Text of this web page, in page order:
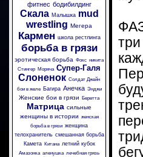
фитнес бодибилдинг
Скала Малышка mud
wrestling Мегера
Кармен школа рестлинга
борьба в грязи
эротическая борьба Фокс никита
Стингер Моряча Супер-Галя
Слоненок Солдат Джейн
бои в желе
Багира Анечка Энджи
Женские бои в грязи Беретта
Матрица сильные
женщины в истории женская
борьба в грязи женщина
телохранитель смешанная борьба
Камета
Китана летний кубок
Амазонка аленушка лечебная грязь